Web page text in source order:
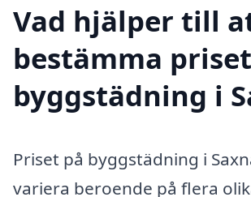
Vad hjälper till
bestämma
byggstädning i
Priset på byggstädning i
variera beroende på flera